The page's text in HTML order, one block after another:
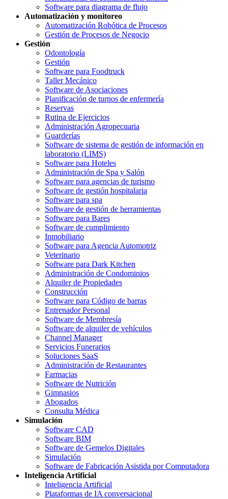
Software para diagrama de flujo
Automatización y monitoreo
Automatización Robótica de Procesos
Gestión de Procesos de Negocio
Gestión
Odontología
Gestión
Software para Foodtruck
Taller Mecánico
Software de Asociaciones
Planificación de turnos de enfermería
Reservas
Rutina de Ejercicios
Administración Agropecuaria
Guarderías
Software de sistema de gestión de información en
laboratorio (LIMS)
Software para Hoteles
Administración de Spa y Salón
Software para agencias de turismo
Software de gestión hospitalaria
Software para spa
Software de gestión de herramientas
Software para Bares
Software de cumplimiento
Inmobiliario
Software para Agencia Automotriz
Veterinario
Software para Dark Kitchen
Administración de Condominios
Alquiler de Propiedades
Construcción
Software para Código de barras
Entrenador Personal
Software de Membresía
Software de alquiler de vehículos
Channel Manager
Servicios Funerarios
Soluciones SaaS
Administración de Restaurantes
Farmacias
Software de Nutrición
Gimnasios
Abogados
Consulta Médica
Simulación
Software CAD
Software BIM
Software de Gemelos Digitales
Simulación
Software de Fabricación Asistida por Computadora
Inteligencia Artificial
Inteligencia Artificial
Plataformas de IA conversacional